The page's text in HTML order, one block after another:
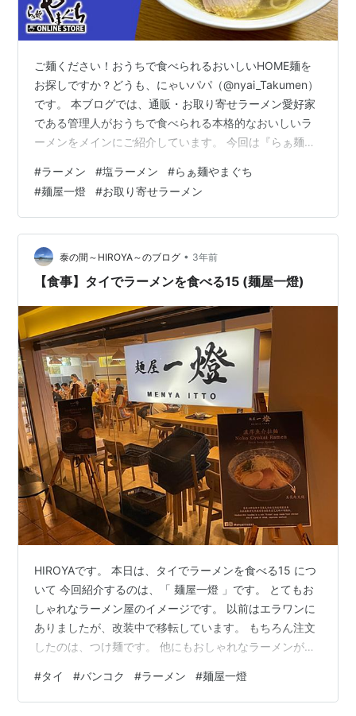
ご麺ください！おうちで食べられるおいしいHOME麺を
お探しですか？どうも、にゃいパパ（@nyai_Takumen）
です。 本ブログでは、通販・お取り寄せラーメン愛好家
である管理人がおうちで食べられる本格的なおいしいラ
ーメンをメインにご紹介しています。 今回は『らぁ麺や
『麺屋一燈』がコラボした「極みしじみらぁ麺」をお取
り寄せしたのでご紹介します。 公式通販で調べる 『らぁ
麺やまぐち』は東京都新宿区西早稲田にあり、「ミシュ
ランガイド」ビブグルマンに6年連続の選出、「TRYラー
メン大賞」2013年新人大賞など数々の輝かしい受賞歴を
持つ名店です。 「麺…
#ラーメン #塩ラーメン #らぁ麺やまぐち
#麺屋一燈 #お取り寄せラーメン
泰の間～HIROYA～のブログ • 3年前
【食事】タイでラーメンを食べる15 (麺屋一燈)
HIROYAです。 本日は、タイでラーメンを食べる15 につ
いて 今回紹介するのは、「 麺屋一燈 」です。 とてもお
しゃれなラーメン屋のイメージです。 以前はエラワンに
ありましたが、改装中で移転しています。 もちろん注文
したのは、つけ麺です。 他にもおしゃれなラーメンがあ
プルですが、濃厚でとても美味しかったです。これは、
おすすめ！ 他にも塩ラーメンも食べたことがあります
#タイ #バンコク #ラーメン #麺屋一燈